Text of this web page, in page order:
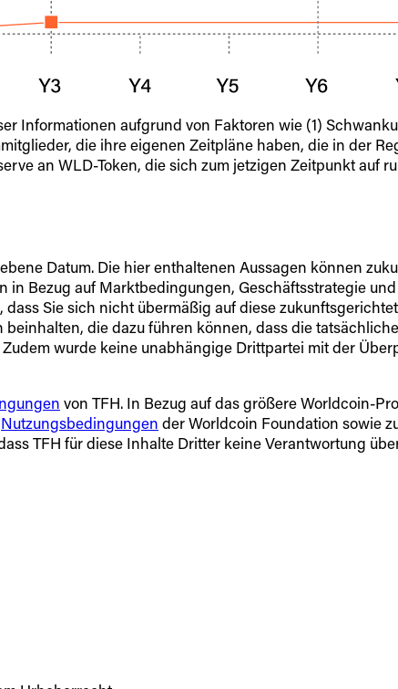
Informationen aufgrund von Faktoren wie (1)
die ihre eigenen Zeitpläne haben, die in der
an WLD-Token, die sich zum jetzigen Zeitpunkt auf
Datum. Die hier enthaltenen Aussagen können
Bezug auf Marktbedingungen, Geschäftsstrategie
Sie sich nicht übermäßig auf diese
die dazu führen können, dass die
wurde keine unabhängige Drittpartei mit der
von TFH. In Bezug auf das größere Worldcoin-
Nutzungsbedingungen der Worldcoin Foundation sowie
TFH für diese Inhalte Dritter keine Verantwortung